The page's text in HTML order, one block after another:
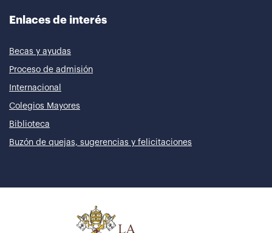
Enlaces de interés
Becas y ayudas
Proceso de admisión
Internacional
Colegios Mayores
Biblioteca
Buzón de quejas, sugerencias y felicitaciones